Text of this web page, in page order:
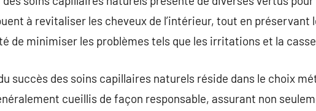
à revitaliser les cheveux de l’intérieur, tout en préservant
de minimiser les problèmes tels que les irritations et la
succès des soins capillaires naturels réside dans le choix
cueillis de façon responsable, assurant non